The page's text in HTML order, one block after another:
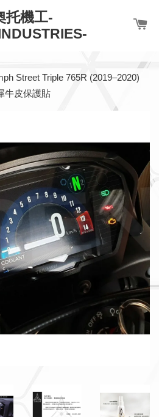
托機工-
Street Triple 765R (2019–2020)
牛皮保護貼